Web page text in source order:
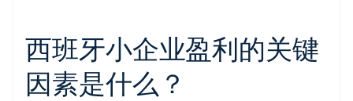
西班牙小企业盈利的关键
因素是什么？